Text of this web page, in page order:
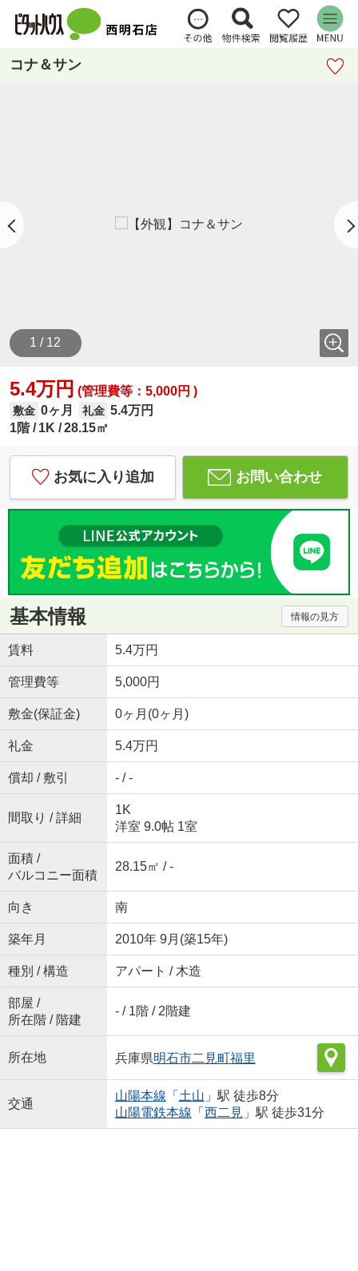
コナ＆サン
1 / 12
5.4万円 (管理費等：5,000円 )
敷金 0ヶ月 礼金 5.4万円
1階
1K 28.15㎡
お気に入り追加 お問い合わせ
基本情報 情報の見方
賃料 5.4万円
管理費等 5,000円
敷金(保証金) 0ヶ月(0ヶ月)
礼金 5.4万円
償却 / 敷引 - / -
間取り / 詳細
1K
洋室 9.0帖 1室
面積 /
バルコニー面積
28.15㎡ / -
向き 南
築年月 2010年 9月(築15年)
種別 / 構造 アパート / 木造
部屋 /
所在階 / 階建
- / 1階 / 2階建
所在地 兵庫県明石市二見町福里
交通
山陽本線 「 土山 」駅 徒歩8分
山陽電鉄本線 「 西二見 」駅 徒歩31分